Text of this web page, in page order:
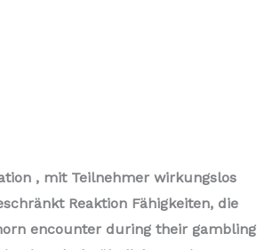
, mit Teilnehmer wirkungslos
Reaktion Fähigkeiten, die
encounter during their gambling